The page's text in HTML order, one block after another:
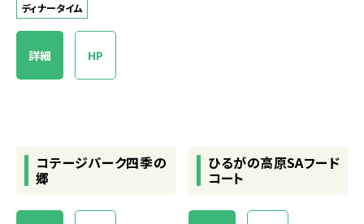
ディナータイム
詳細 HP
コテージパーク四季の
郷
ひるがの高原SAフード
コート